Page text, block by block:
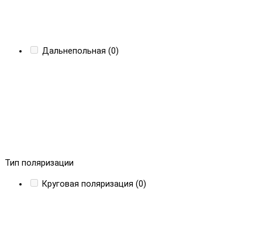
Дальнепольная (0)
Тип поляризации
Круговая поляризация (0)